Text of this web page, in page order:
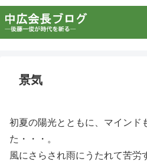
景気
初夏の陽光とともに、マインド
た・・・。
風にさらされ雨にうたれて苦労